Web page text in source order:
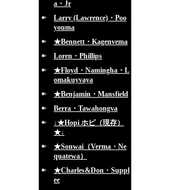
a・Jr
Larry (Lawrence)・Poo
youma
★Bennett・Kagenvema
Loren・Phillips
★Floyd・Namingha・L
omakuyvaya
★Benjamin・Mansfield
Berra・Tawahongva
↓★Hopi ホピ（現存）
★↓
★Sonwai（Verma・Ne
quatewa）
★Charles&Don・Suppl
ee